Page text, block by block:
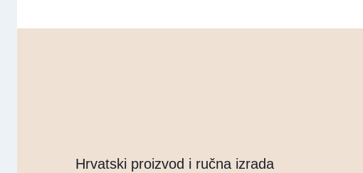
Hrvatski proizvod i ručna izrada